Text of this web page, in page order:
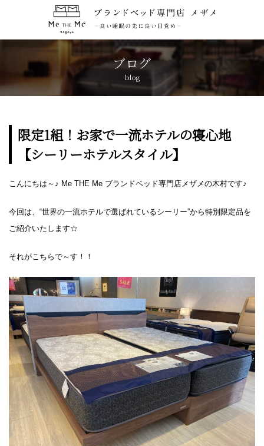
ブログ
blog
限定1組！お家で一流ホテルの寝心地
【シーリーホテルスタイル】
こんにちは～♪ Me THE Me ブランドベッド専門店メザメの木村です♪
今回は、“世界の一流ホテルで選ばれているシーリー”から特別限定品を
ご紹介いたします☆
それがこちらで～す！！
トップページ TOP
CONCEPT
アクセス
ブログ
おしらせ